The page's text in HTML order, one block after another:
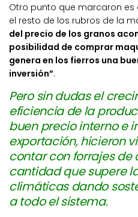
Otro punto que marcaron es
el resto de los rubros de la
del precio de los granos
posibilidad de comprar
genera en los fierros una
inversión”.
Pero sin dudas el
eficiencia de la
buen precio interno e
exportación, hicieron
contar con forrajes
cantidad que supere
climáticas dando
a todo el sistema.